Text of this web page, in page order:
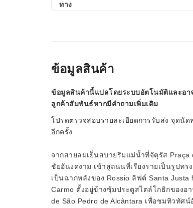
ทาง
ข้อมูลสินค้า
ข้อมูลสินค้านี้แปลโดยระบบอัตโนมัติและอ
ลูกค้าสัมพันธ์หากมีคำถามเพิ่มเติม
โปรดตรวจสอบรายละเอียดการรับส่ง จุดนั
อีกครั้ง
จากสายลมเย็นสบายริมแม่น้ำที่จัตุรัส
ชัยอันงดงาม เข้าสู่ถนนที่เรียงรายเป็นรูปท
เป็นฉากหลังของ Rossio ลิฟต์ Santa
Carmo ตั้งอยู่ข้างซุ้มประตูสไตล์โกธิกของอ
de São Pedro de Alcântara เพื่อชมทิวทั